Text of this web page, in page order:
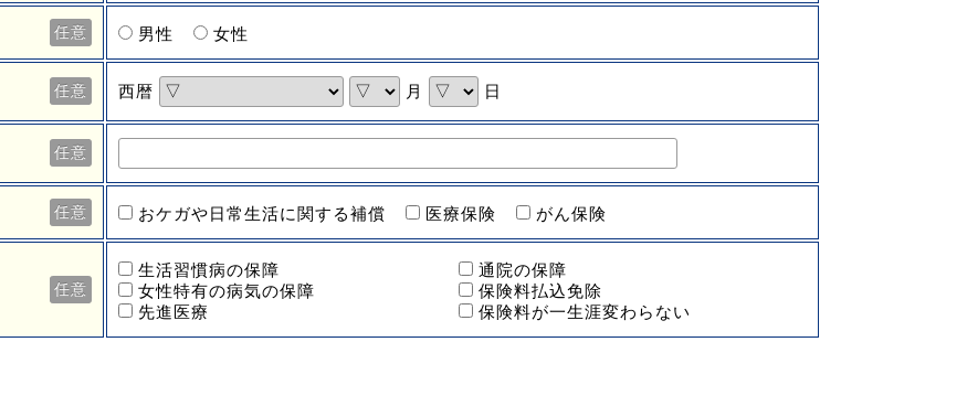
任意 男性 女性
任意 西暦 月 日
任意
任意 おケガや日常生活に関する補償 医療保険 がん保険
任意
生活習慣病の保障
通院の保障
女性特有の病気の保障
保険料払込免除
先進医療
保険料が一生涯変わらない